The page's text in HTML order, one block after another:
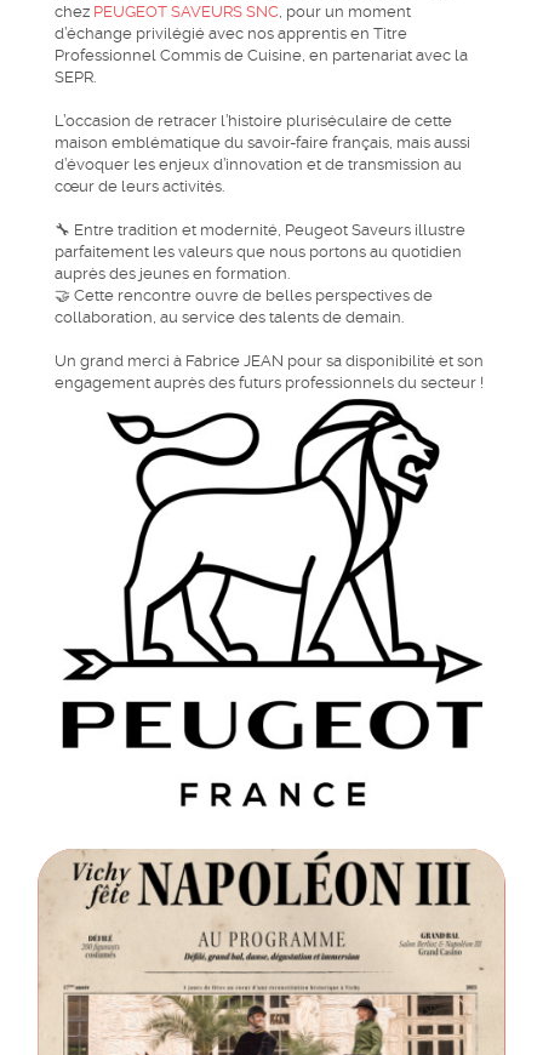
chez PEUGEOT SAVEURS SNC, pour un moment
d’échange privilégié avec nos apprentis en Titre
Professionnel Commis de Cuisine, en partenariat avec la
SEPR.
L’occasion de retracer l’histoire pluriséculaire de cette
maison emblématique du savoir-faire français, mais aussi
d’évoquer les enjeux d’innovation et de transmission au
cœur de leurs activités.
🔧 Entre tradition et modernité, Peugeot Saveurs illustre
parfaitement les valeurs que nous portons au quotidien
auprès des jeunes en formation.
🤝 Cette rencontre ouvre de belles perspectives de
collaboration, au service des talents de demain.
Un grand merci à Fabrice JEAN pour sa disponibilité et son
engagement auprès des futurs professionnels du secteur !